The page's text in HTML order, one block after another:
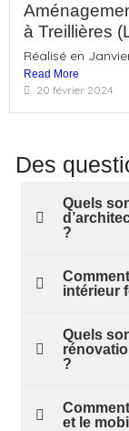
à Treillières
Réalisé en
Read More
20 février 2024
Des
Quels
?
intérieur
Quels
?
et le